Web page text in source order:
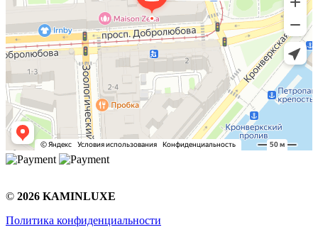
© 2026 KAMINLUXE
Политика конфиденциальности